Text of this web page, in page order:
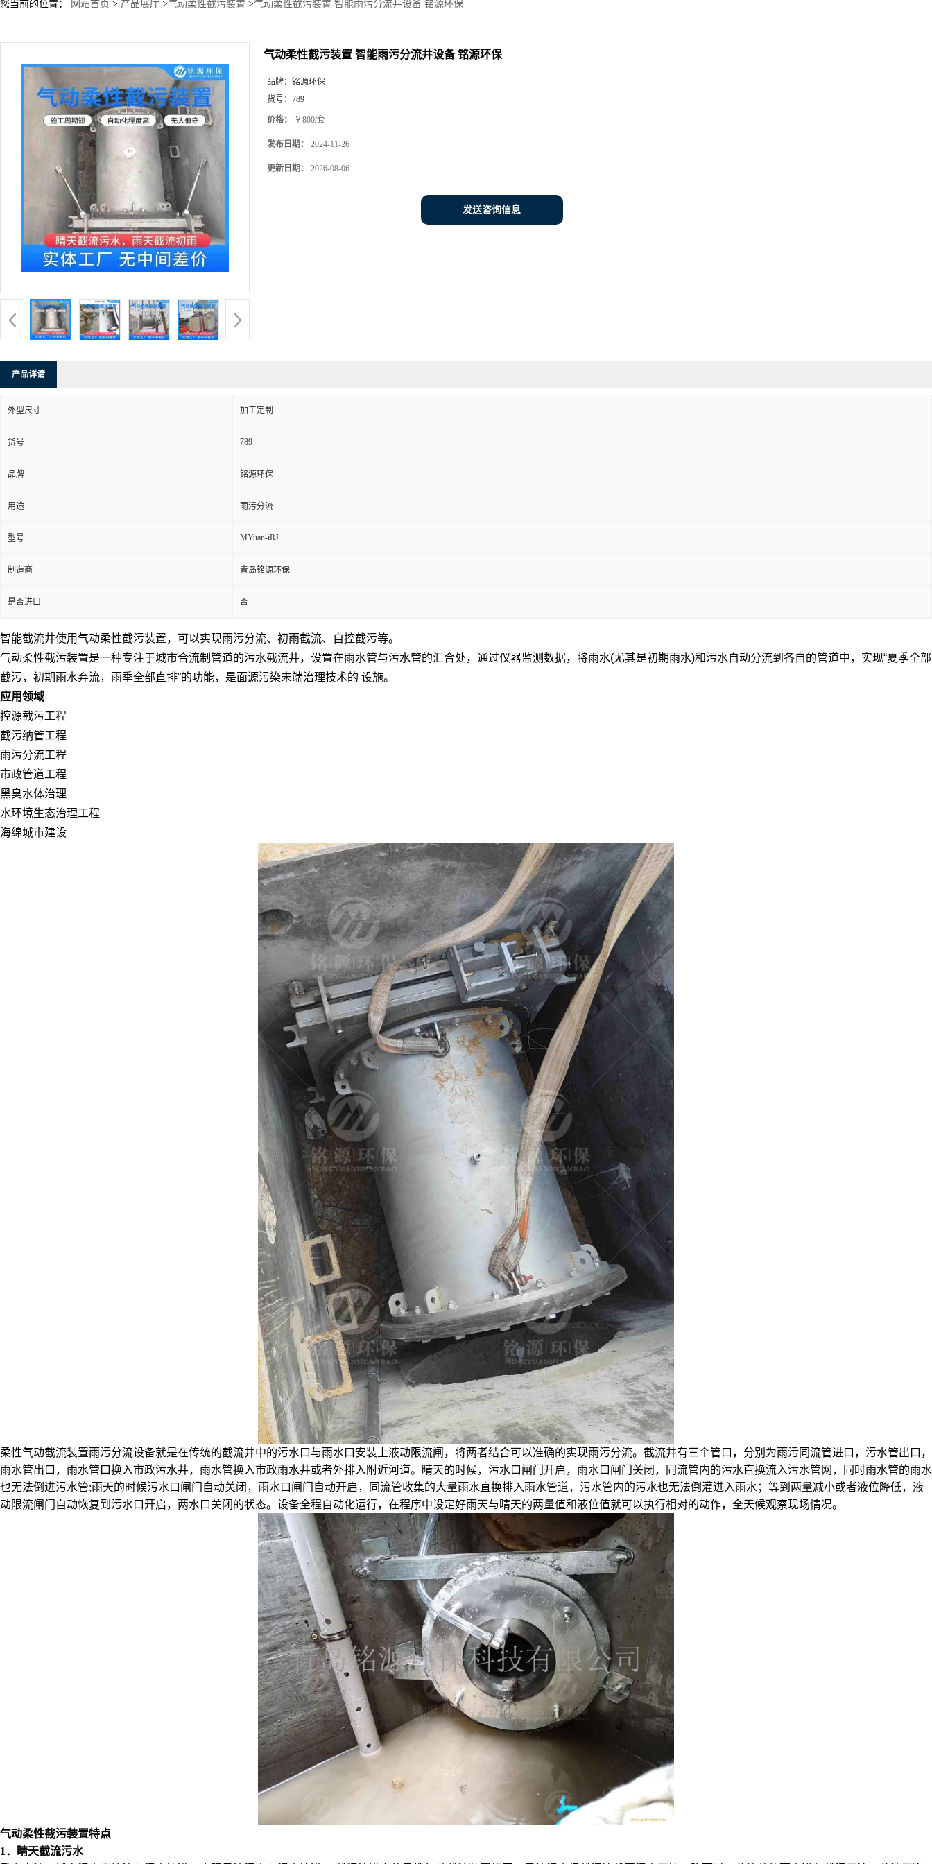
您当前的位置： 网站首页 > 产品展厅 >气动柔性截污装置 >气动柔性截污装置 智能雨污分流井设备 铭源环保
气动柔性截污装置 智能雨污分流井设备 铭源环保
品牌： 铭源环保
货号： 789
价格： ￥800/套
发布日期： 2024-11-26
更新日期： 2026-08-06
发送咨询信息
产品详请
外型尺寸 加工定制
货号 789
品牌 铭源环保
用途 雨污分流
型号 MYuan-iRJ
制造商 青岛铭源环保
是否进口 否
智能截流井使用气动柔性截污装置，可以实现雨污分流、初雨截流、自控截污等。
气动柔性截污装置是一种专注于城市合流制管道的污水截流井，设置在雨水管与污水管的汇合处，通过仪器监测数据，将雨水(尤其是初期雨水)和污水自动分流到各自的管道中，实现“夏季全部
截污，初期雨水弃流，雨季全部直排”的功能，是面源污染未端治理技术的 设施。
应用领域
控源截污工程
截污纳管工程
雨污分流工程
市政管道工程
黑臭水体治理
水环境生态治理工程
海绵城市建设
柔性气动截流装置雨污分流设备就是在传统的截流井中的污水口与雨水口安装上液动限流闸，将两者结合可以准确的实现雨污分流。截流井有三个管口，分别为雨污同流管进口，污水管出口，
雨水管出口，雨水管口换入市政污水井，雨水管换入市政雨水井或者外排入附近河道。晴天的时候，污水口闸门开启，雨水口闸门关闭，同流管内的污水直换流入污水管网，同时雨水管的雨水
也无法倒进污水管;雨天的时候污水口闸门自动关闭，雨水口闸门自动开启，同流管收集的大量雨水直换排入雨水管道，污水管内的污水也无法倒灌进入雨水；等到两量减小或者液位降低，液
动限流闸门自动恢复到污水口开启，两水口关闭的状态。设备全程自动化运行，在程序中设定好雨天与晴天的两量值和液位值就可以执行相对的动作，全天候观察现场情况。
气动柔性截污装置特点
1．晴天截流污水